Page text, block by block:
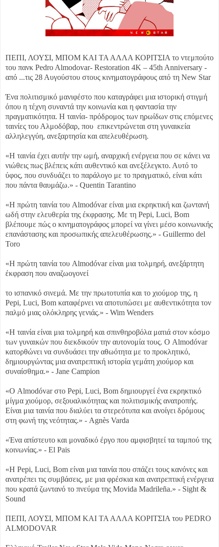
ΠΕΠΙ, ΛΟΥΣΙ, ΜΠΟΜ ΚΑΙ ΤΑ ΑΛΛΑ ΚΟΡΙΤΣΙΑ το ντεμπούτο
του πανκ Pedro Almodovar- Restoration 4K – 45th Anniversary -
από ...τις 28 Αυγούστου στους κινηματογράφους από τη New Star
Ένα πολιτισμικό μανιφέστο που καταγράφει μια ιστορική στιγμή
όπου η τέχνη συναντά την κοινωνία και η φαντασία την
πραγματικότητα. Η ταινία- πρόδρομος των ηρωίδων στις επόμενες
ταινίες του Αλμοδόβαρ, που επικεντρώνεται στη γυναικεία
αλληλεγγύη, ανεξαρτησία και απελευθέρωση.
«Η ταινία έχει αυτήν την ωμή, αναρχική ενέργεια που σε κάνει να
νιώθεις πως βλέπεις κάτι αυθεντικό και ανεξέλεγκτο. Αυτό το
ύφος, που συνδυάζει το παράλογο με το πραγματικό, είναι κάτι
που πάντα θαυμάζω.» - Quentin Tarantino
«Η πρώτη ταινία του Almodóvar είναι μια εκρηκτική και ζωντανή
ωδή στην ελευθερία της έκφρασης. Με τη Pepi, Luci, Bom
βλέπουμε πώς ο κινηματογράφος μπορεί να γίνει μέσο κοινωνικής
επανάστασης και προσωπικής απελευθέρωσης.» - Guillermo del
Toro
«Η πρώτη ταινία του Almodóvar είναι μια τολμηρή, ανεξάρτητη
έκφραση που αναζωογονεί
το ισπανικό σινεμά. Με την πρωτοτυπία και το χιούμορ της, η
Pepi, Luci, Bom καταφέρνει να αποτυπώσει με αυθεντικότητα τον
παλμό μιας ολόκληρης γενιάς.» - Wim Wenders
«Η ταινία είναι μια τολμηρή και σπινθηροβόλα ματιά στον κόσμο
των γυναικών που διεκδικούν την αυτονομία τους. Ο Almodóvar
κατορθώνει να συνδυάσει την αθωότητα με το προκλητικό,
δημιουργώντας μια ανατρεπτική ιστορία γεμάτη χιούμορ και
συναίσθημα.» - Jane Campion
«Ο Almodóvar στο Pepi, Luci, Bom δημιουργεί ένα εκρηκτικό
μίγμα χιούμορ, σεξουαλικότητας και πολιτισμικής ανατροπής.
Είναι μια ταινία που διαλύει τα στερεότυπα και ανοίγει δρόμους
στη φωνή της νεότητας.» - Agnès Varda
«Ένα απίστευτο και μοναδικό έργο που αμφισβητεί τα ταμπού της
κοινωνίας.» - El Pais
«Η Pepi, Luci, Bom είναι μια ταινία που σπάζει τους κανόνες και
ανατρέπει τις συμβάσεις, με μια φρέσκια και ανατρεπτική ενέργεια
που κρατά ζωντανό το πνεύμα της Movida Madrileña.» - Sight &
Sound
ΠΕΠΙ, ΛΟΥΣΙ, ΜΠΟΜ ΚΑΙ ΤΑ ΑΛΛΑ ΚΟΡΙΤΣΙΑ του PEDRO
ALMODOVAR